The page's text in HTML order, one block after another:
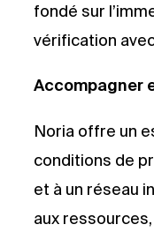
fondé sur
vérification
Accompagner
Noria offre un
conditions de
et à un réseau
aux